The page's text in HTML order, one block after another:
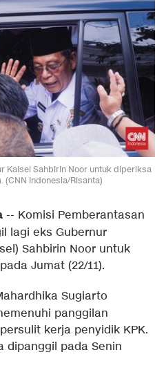
Kalsel Sahbirin Noor untuk diperiksa
(CNN Indonesia/Risanta)
-- Komisi Pemberantasan
lagi eks Gubernur
Sahbirin Noor untuk
Jumat (22/11).
Sugiarto
panggilan
kerja penyidik KPK.
dipanggil pada Senin